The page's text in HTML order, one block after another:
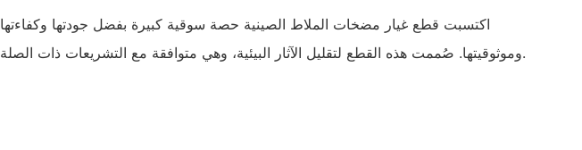
اكتسبت قطع غيار مضخات الملاط الصينية حصة سوقية كبيرة بفضل جودتها وكفاءتها
وموثوقيتها. صُممت هذه القطع لتقليل الآثار البيئية، وهي متوافقة مع التشريعات ذات الصلة.